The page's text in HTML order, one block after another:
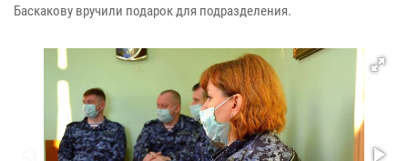
Баскакову вручили подарок для подразделения.